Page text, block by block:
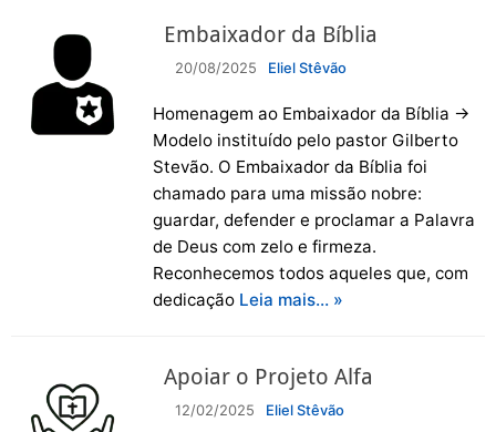
Embaixador da Bíblia
20/08/2025 Eliel Stêvão
Homenagem ao Embaixador da Bíblia →
Modelo instituído pelo pastor Gilberto
Stevão. O Embaixador da Bíblia foi
chamado para uma missão nobre:
guardar, defender e proclamar a Palavra
de Deus com zelo e firmeza.
Reconhecemos todos aqueles que, com
dedicação Leia mais… »
Apoiar o Projeto Alfa
12/02/2025 Eliel Stêvão